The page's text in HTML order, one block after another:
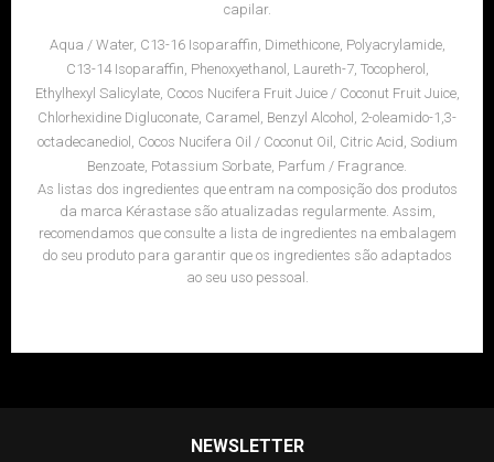
capilar.
Aqua / Water, C13-16 Isoparaffin, Dimethicone, Polyacrylamide,
C13-14 Isoparaffin, Phenoxyethanol, Laureth-7, Tocopherol,
Ethylhexyl Salicylate, Cocos Nucifera Fruit Juice / Coconut Fruit Juice,
Chlorhexidine Digluconate, Caramel, Benzyl Alcohol, 2-oleamido-1,3-
octadecanediol, Cocos Nucifera Oil / Coconut Oil, Citric Acid, Sodium
Benzoate, Potassium Sorbate, Parfum / Fragrance.
As listas dos ingredientes que entram na composição dos produtos
da marca Kérastase são atualizadas regularmente. Assim,
recomendamos que consulte a lista de ingredientes na embalagem
do seu produto para garantir que os ingredientes são adaptados
ao seu uso pessoal.
NEWSLETTER